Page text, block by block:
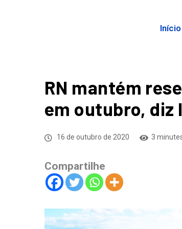
Início
RN mantém
em outubro, diz
16 de outubro de 2020 3
Compartilhe